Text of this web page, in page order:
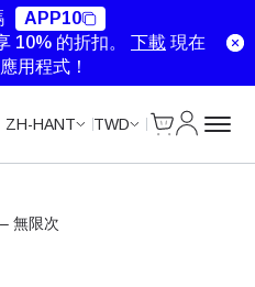
APP10
10% 的折扣。 下載 現在
用程式！
ZH-HANT TWD
無限次